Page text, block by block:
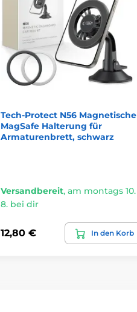
Tech-Protect N56 Magnetische
MagSafe Halterung für
Armaturenbrett, schwarz
Versandbereit, am montags 10.
8. bei dir
12,80 € In den Korb